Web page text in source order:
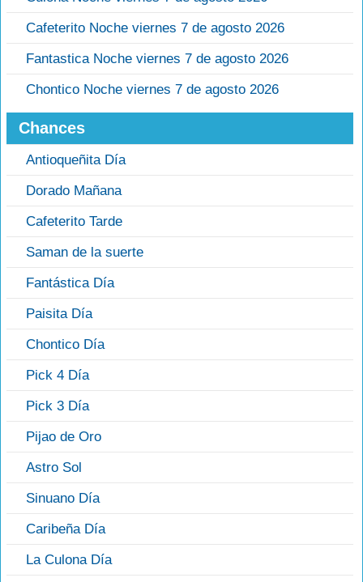
Cafeterito Noche viernes 7 de agosto 2026
Fantastica Noche viernes 7 de agosto 2026
Chontico Noche viernes 7 de agosto 2026
Chances
Antioqueñita Día
Dorado Mañana
Cafeterito Tarde
Saman de la suerte
Fantástica Día
Paisita Día
Chontico Día
Pick 4 Día
Pick 3 Día
Pijao de Oro
Astro Sol
Sinuano Día
Caribeña Día
La Culona Día